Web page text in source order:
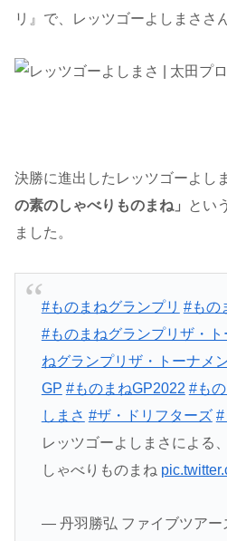
リ』で、レッツゴーよしまささ
決勝に進出したレッツゴーよし
の素のしゃべりものまね」
とい
ました。
#ものまねグランプリ #もの
#ものまねグランプリザ・ト
ねグランプリザ・トーナメ
GP #ものまねGP2022 #も
しまさ #ザ・ドリフターズ #
レッツゴーよしまさによる
しゃべりものまね
— 丹羽勝弘 ファイブツアー